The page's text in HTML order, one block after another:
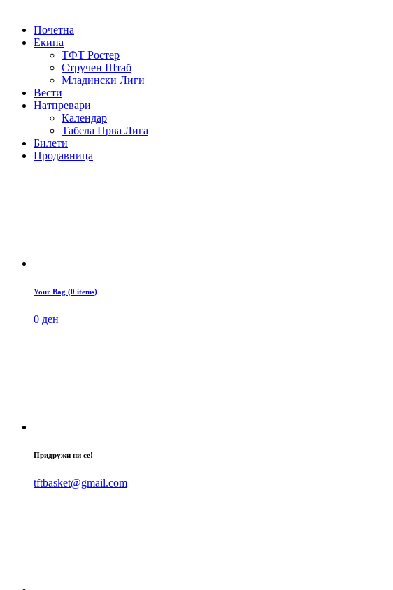
Почетна
Екипа
ТФТ Ростер
Стручен Штаб
Младински Лиги
Вести
Натпревари
Календар
Табела Прва Лига
Билети
Продавница
Your Bag (0 items)
0 ден
Придружи ни се!
tftbasket@gmail.com